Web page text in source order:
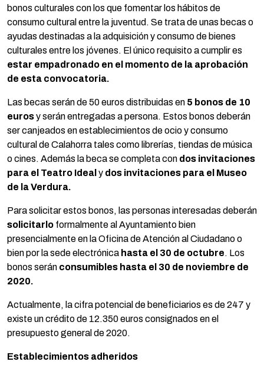
bonos culturales con los que fomentar los hábitos de
consumo cultural entre la juventud. Se trata de unas becas o
ayudas destinadas a la adquisición y consumo de bienes
culturales entre los jóvenes. El único requisito a cumplir es
estar empadronado en el momento de la aprobación
de esta convocatoria.
Las becas serán de 50 euros distribuidas en 5 bonos de 10
eurosy serán entregadas a persona. Estos bonos deberán
ser canjeados en establecimientos de ocio y consumo
cultural de Calahorra tales como librerías, tiendas de música
o cines. Además la beca se completa con dos invitaciones
para el Teatro Ideal y dos invitaciones para el Museo
de la Verdura.
Para solicitar estos bonos, las personas interesadas deberán
solicitarlo formalmente al Ayuntamiento bien
presencialmente en la Oficina de Atención al Ciudadano o
bien por la sede electrónica hasta el 30 de octubre. Los
bonos serán consumibles hasta el 30 de noviembre de
2020.
Actualmente, la cifra potencial de beneficiarios es de 247 y
existe un crédito de 12.350 euros consignados en el
presupuesto general de 2020.
Establecimientos adheridos